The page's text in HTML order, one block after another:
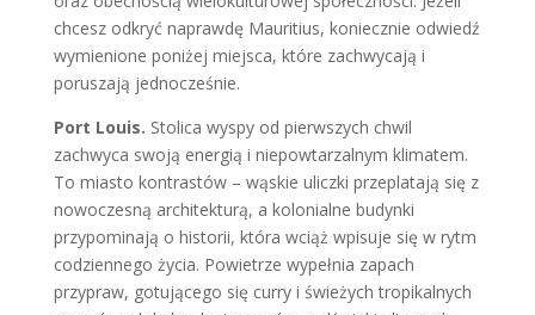
chcesz odkryć naprawdę Mauritius, koniecznie odwiedź
wymienione poniżej miejsca, które zachwycają i
poruszają jednocześnie.
Port Louis. Stolica wyspy od pierwszych chwil
zachwyca swoją energią i niepowtarzalnym klimatem.
To miasto kontrastów – wąskie uliczki przeplatają się z
nowoczesną architekturą, a kolonialne budynki
przypominają o historii, która wciąż wpisuje się w rytm
codziennego życia. Powietrze wypełnia zapach
przypraw, gotującego się curry i świeżych tropikalnych